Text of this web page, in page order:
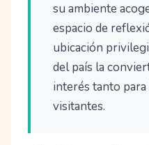
su ambiente
espacio de
ubicación
del país la
interés tanto
visitantes.